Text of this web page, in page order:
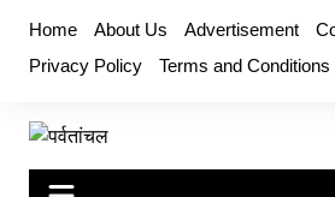
content
Home About Us Advertisement
Privacy Policy
Terms and Conditions